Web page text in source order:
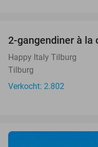
2-gangendiner à la
Happy Italy Tilburg
Tilburg
Verkocht: 2.802